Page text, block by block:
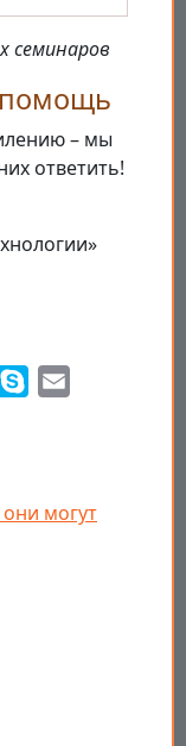
семинаров
– мы
ответить!
WhatsApp
Skype
могут